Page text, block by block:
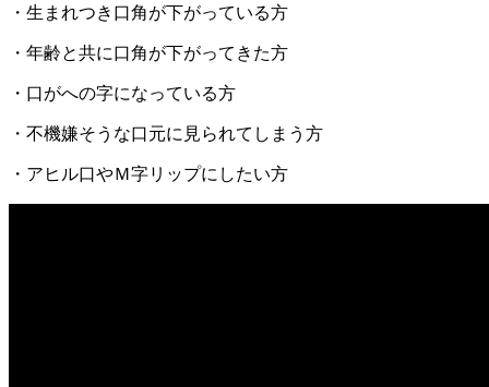
・生まれつき口角が下がっている方
・年齢と共に口角が下がってきた方
・口がへの字になっている方
・不機嫌そうな口元に見られてしまう方
・アヒル口やＭ字リップにしたい方